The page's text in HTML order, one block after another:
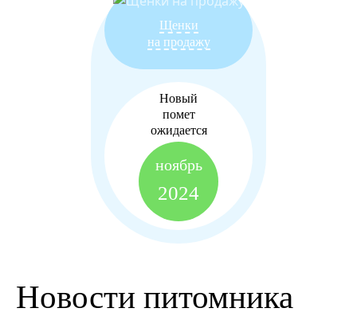
Щенки
на продажу
Новый
помет
ожидается
ноябрь
2024
Новости питомника